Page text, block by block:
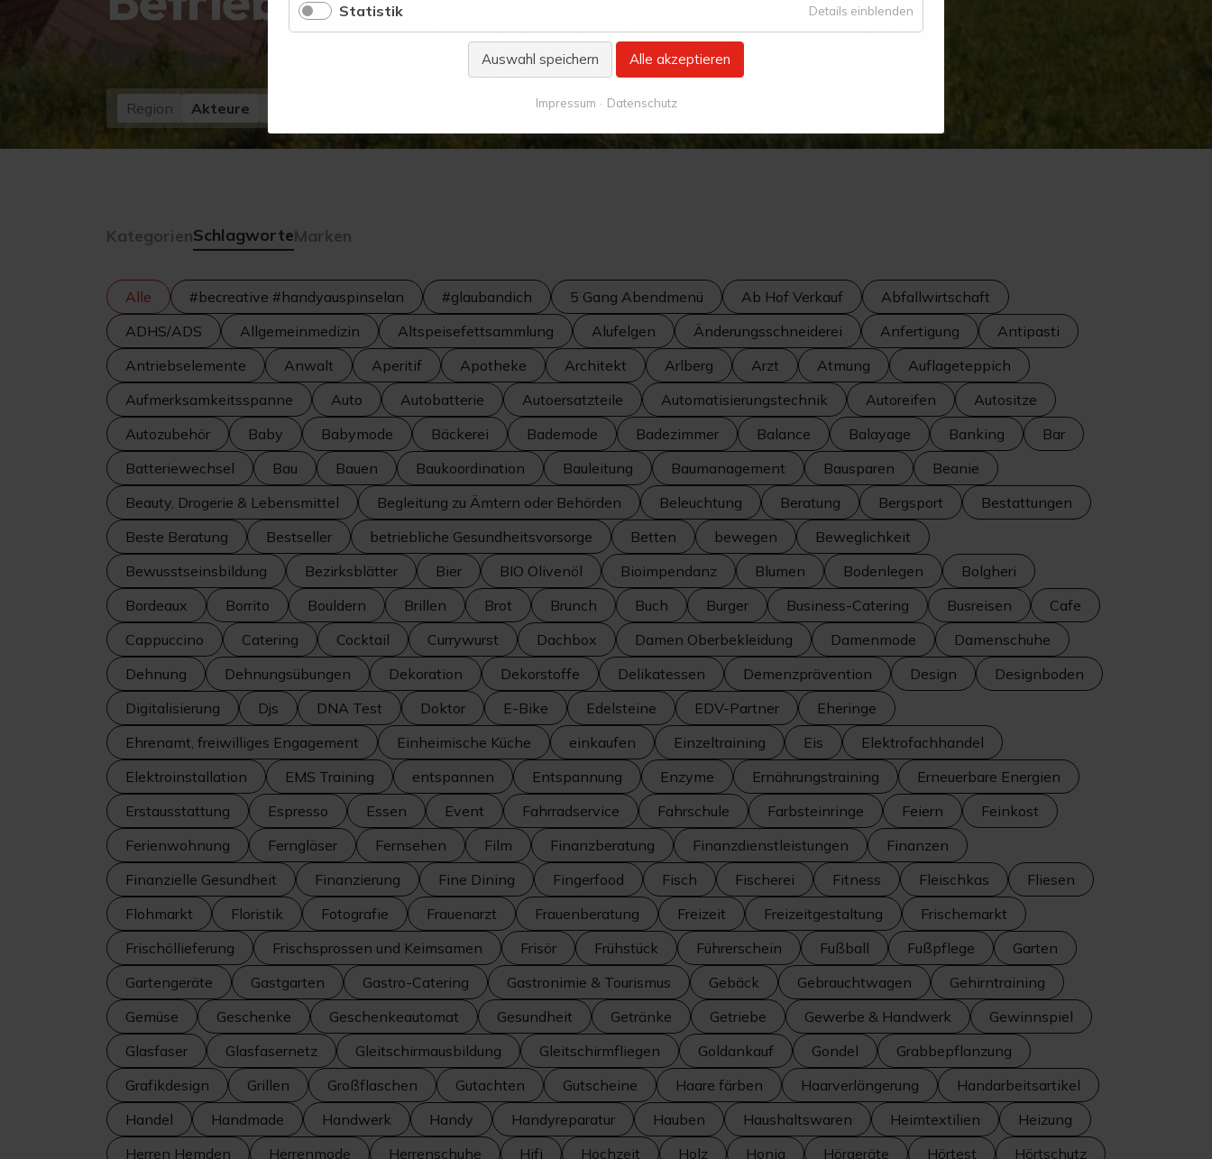
Region Akteure
KategorienSchlagworteMarken
Alle #becreative #handyauspinselan #glaubandich 5 Gang Abendmenü Ab Hof Verkauf
Abfallwirtschaft
ADHS/ADS
Allgemeinmedizin Altspeisefettsammlung Alufelgen Änderungsschneiderei Anfertigung
Antipasti
Antriebselemente
Anwalt Aperitif Apotheke Architekt Arlberg Arzt Atmung
Auflageteppich
Aufmerksamkeitsspanne
Auto Autobatterie Autoersatzteile Automatisierungstechnik Autoreifen
Autositze
Autozubehör
Baby Babymode Bäckerei Bademode Badezimmer Balance Balayage Banking
Bar
Batteriewechsel
Bau Bauen Baukoordination Bauleitung Baumanagement Bausparen
Beanie
Beauty, Drogerie & Lebensmittel
Begleitung zu Ämtern oder Behörden Beleuchtung Beratung Bergsport
Bestattungen
Beste Beratung
Bestseller betriebliche Gesundheitsvorsorge Betten bewegen
Beweglichkeit
Bewusstseinsbildung
Bezirksblätter Bier BIO Olivenöl Bioimpendanz Blumen Bodenlegen
Bolgheri
Bordeaux
Borrito Bouldern Brillen Brot Brunch Buch Burger Business-Catering Busreisen
Cafe
Cappuccino
Catering Cocktail Currywurst Dachbox Damen Oberbekleidung Damenmode
Damenschuhe
Dehnung
Dehnungsübungen Dekoration Dekorstoffe Delikatessen Demenzprävention Design
Designboden
Digitalisierung
Djs DNA Test Doktor E-Bike Edelsteine EDV-Partner
Eheringe
Ehrenamt, freiwilliges Engagement
Einheimische Küche einkaufen Einzeltraining Eis
Elektrofachhandel
Elektroinstallation
EMS Training entspannen Entspannung Enzyme Ernährungstraining
Erneuerbare Energien
Erstausstattung
Espresso Essen Event Fahrradservice Fahrschule Farbsteinringe Feiern
Feinkost
Ferienwohnung
Ferngläser Fernsehen Film Finanzberatung Finanzdienstleistungen
Finanzen
Finanzielle Gesundheit
Finanzierung Fine Dining Fingerfood Fisch Fischerei Fitness Fleischkas
Fliesen
Flohmarkt
Floristik Fotografie Frauenarzt Frauenberatung Freizeit Freizeitgestaltung
Frischemarkt
Frischöllieferung
Frischsprossen und Keimsamen Frisör Frühstück Führerschein Fußball Fußpflege
Garten
Gartengeräte
Gastgarten Gastro-Catering Gastronimie & Tourismus Gebäck Gebrauchtwagen
Gehirntraining
Gemüse
Geschenke Geschenkeautomat Gesundheit Getränke Getriebe Gewerbe & Handwerk
Gewinnspiel
Glasfaser
Glasfasernetz Gleitschirmausbildung Gleitschirmfliegen Goldankauf Gondel
Grabbepflanzung
Grafikdesign
Grillen Großflaschen Gutachten Gutscheine Haare färben Haarverlängerung
Handarbeitsartikel
Handel
Handmade Handwerk Handy Handyreparatur Hauben Haushaltswaren Heimtextilien
Heizung
Herren Hemden
Herrenmode Herrenschuhe Hifi Hochzeit Holz Honig Hörgeräte Hörtest Hörtschutz
Statistik Details einblenden
Statistik
Auswahl speichern Alle akzeptieren
Impressum Datenschutz